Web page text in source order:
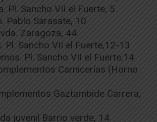
Pl. Sancho VII el Fuerte, 5
Pablo Sarasate, 10
Zaragoza, 44
Pl. Sancho VII el Fuerte,12-13
Pl. Sancho VII el Fuerte,14
Carnicerías (Horno
Gaztambide Carrera,
juvenil Barrio verde, 14